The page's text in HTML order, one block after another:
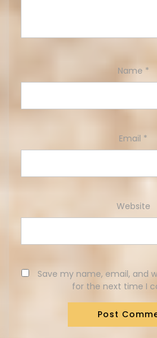
Name *
Email *
Website
Save my name, email, and
for the next time I